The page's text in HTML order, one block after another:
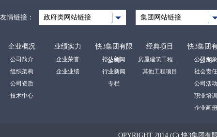
友情链接： 政府类网站链接 集团网站链接
企业概况
公司简介
组织架构
公司资质
技术中心
业绩实力
企业荣誉
企业业绩
快3集团有限
公司
裕达新闻
行业新闻
专栏
经典项目
房屋建筑工程项目
其他工程项目
快3集团
公司
公司形象
社会责任
公司活动
职业培训
企业画册
OPYRIGHT 2014 (C) 快3集团有